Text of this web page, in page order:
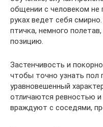
общении с человеком не
руках ведет себя
птичка, немного
позицию.
Застенчивость и
чтобы точно узнать пол
уравновешенный
отличаются ревностью и
враждуют с соседями,